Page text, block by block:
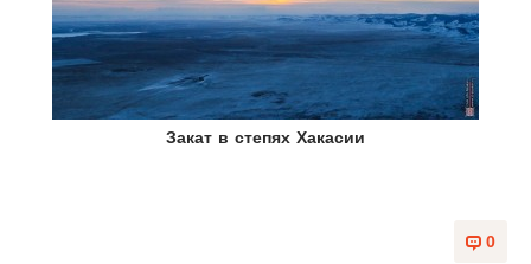
Закат в степях Хакасии
0